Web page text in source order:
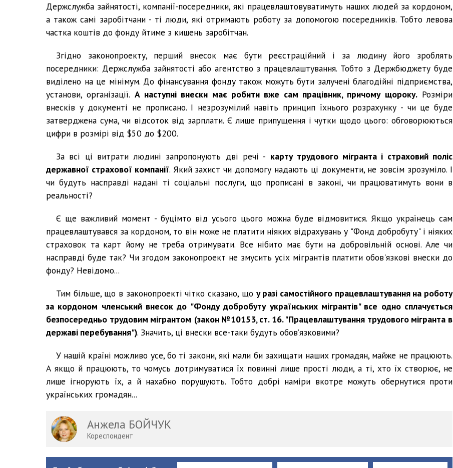
Держслужба зайнятості, компанії-посередники, які працевлаштовуватимуть наших людей за кордоном,
а також самі заробітчани - ті люди, які отримають роботу за допомогою посередників. Тобто левова
частка коштів до фонду йтиме з кишень заробітчан.
Згідно законопроекту, перший внесок має бути реєстраційний і за людину його зроблять
посередники: Держслужба зайнятості або агентство з працевлаштування. Тобто з Держбюджету буде
виділено на це мінімум. До фінансування фонду також можуть бути залучені благодійні підприємства,
установи, організації. А наступні внески має робити вже сам працівник, причому щороку.Розміри
внесків у документі не прописано. І незрозумілий навіть принцип їхнього розрахунку - чи це буде
затверджена сума, чи відсоток від зарплати. Є лише припущення і чутки щодо цього: обговорюються
цифри в розмірі від $50 до $200.
За всі ці витрати людині запропонують дві речі - карту трудового мігранта і страховий поліс
державної страхової компанії. Який захист чи допомогу надають ці документи, не зовсім зрозуміло. І
чи будуть насправді надані ті соціальні послуги, що прописані в законі, чи працюватимуть вони в
реальності?
Є ще важливий момент - буцімто від усього цього можна буде відмовитися. Якщо українець сам
працевлаштувався за кордоном, то він може не платити ніяких відрахувань у "Фонд добробуту" і ніяких
страховок та карт йому не треба отримувати. Все нібито має бути на добровільній основі. Але чи
насправді буде так? Чи згодом законопроект не змусить усіх мігрантів платити обов'язкові внески до
фонду? Невідомо...
Тим більше, що в законопроекті чітко сказано, що у разі самостійного працевлаштування на роботу
за кордоном членський внесок до "Фонду добробуту українських мігрантів" все одно сплачується
безпосередньо трудовим мігрантом (закон №10153, ст. 16. "Працевлаштування трудового мігранта в
державі перебування"). Значить, ці внески все-таки будуть обов’язковими?
У нашій країні можливо усе, бо ті закони, які мали би захищати наших громадян, майже не працюють.
А якщо й працюють, то чомусь дотримуватися їх повинні лише прості люди, а ті, хто їх створює, не
лише ігнорують їх, а й нахабно порушують. Тобто добрі наміри вкотре можуть обернутися проти
українських громадян...
Анжела БОЙЧУК
Кореспондент